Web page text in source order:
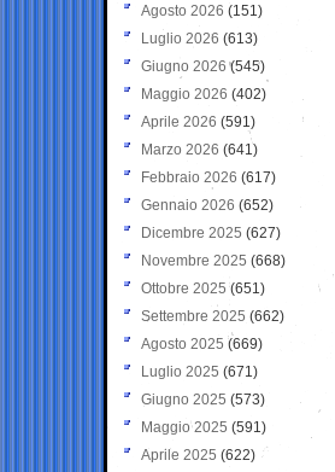
Agosto 2026 (151)
Luglio 2026 (613)
Giugno 2026 (545)
Maggio 2026 (402)
Aprile 2026 (591)
Marzo 2026 (641)
Febbraio 2026 (617)
Gennaio 2026 (652)
Dicembre 2025 (627)
Novembre 2025 (668)
Ottobre 2025 (651)
Settembre 2025 (662)
Agosto 2025 (669)
Luglio 2025 (671)
Giugno 2025 (573)
Maggio 2025 (591)
Aprile 2025 (622)